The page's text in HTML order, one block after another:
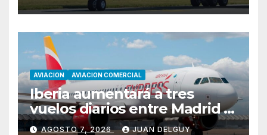
AVIACION AVIACION COMERCIAL
Iberia aumentará a tres
vuelos diarios entre Madrid y
Menorca durante el invierno
AGOSTO 7, 2026 JUAN DELGUY